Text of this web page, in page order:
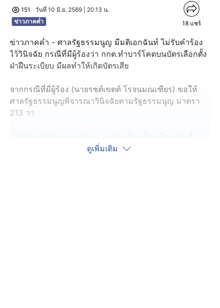
151
วันที่ 10 มิ.ย. 2569 | 20.13 น.
ข่าวภาคค่ำ
18 แชร์
ข่าวภาคค่ำ - ศาลรัฐธรรมนูญ มีมติเอกฉันท์ ไม่รับคำร้อง
ไว้วินิจฉัย กรณีที่มีผู้ร้องว่า กกต.ทำบาร์โคดบนบัตรเลือกตั้ง
ฝ่าฝืนระเบียบ มีผลทำให้เกิดบัตรเสีย
จากกรณีที่มีผู้ร้อง (นายรชต์เขตต์ โรจนมณเฑียร) ขอให้
ศาลรัฐธรรมนูญพิจารณาวินิจฉัยตามรัฐธรรมนูญ มาตรา
213 ว่า
กำหนดบาร์โคด ลงในบัตรเลือกตั้งสมาชิกสภาผู้แทนราษฎร
ดูเพิ่มเติม